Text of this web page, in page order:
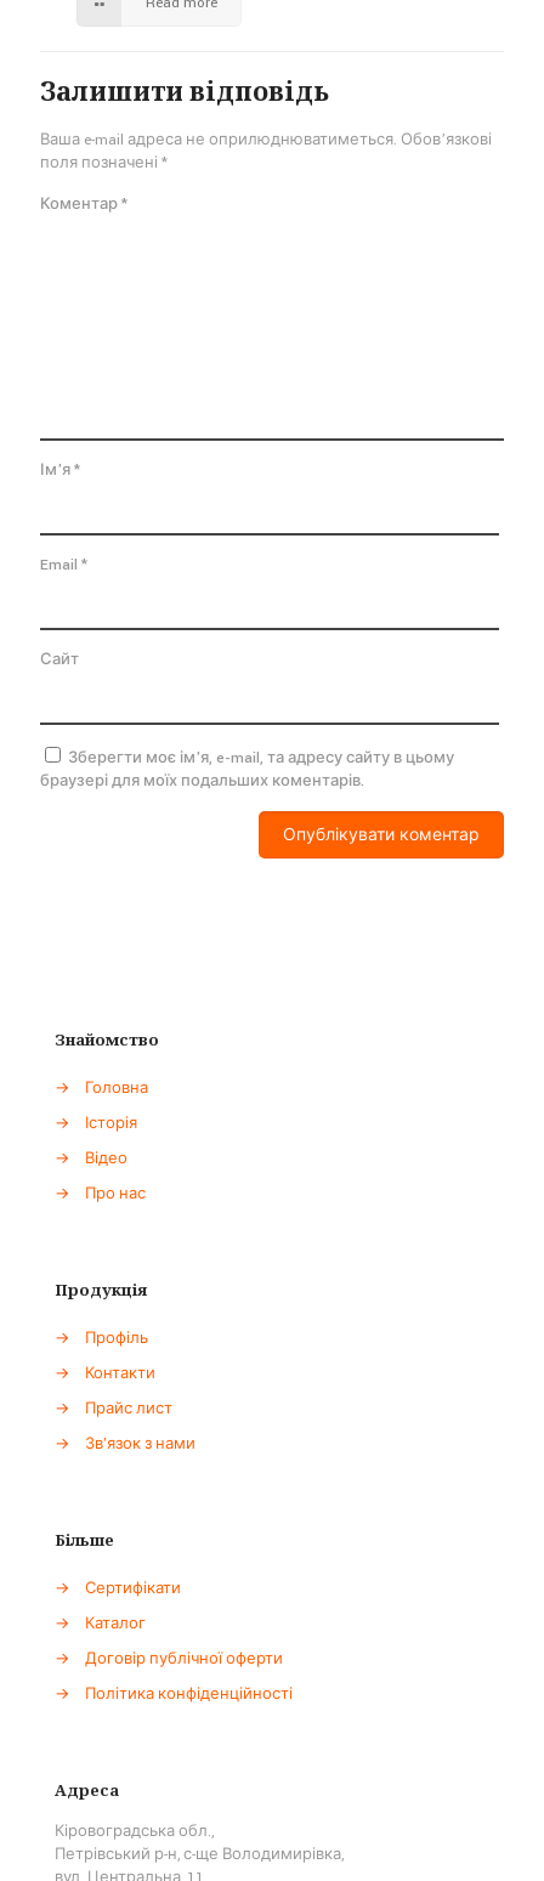
Залишити відповідь
Ваша e-mail адреса не оприлюднюватиметься. Обов’язкові
поля позначені *
Коментар*
Ім'я*
Email *
Сайт
Зберегти моє ім'я, e-mail, та адресу сайту в цьому
браузері для моїх подальших коментарів.
Знайомство
→
Головна
→
Історія
→
Відео
→
Про нас
Продукція
→
Профіль
→
Контакти
→
Прайс лист
→
Зв'язок з нами
Більше
→
Сертифікати
→
Каталог
→
Договір публічної оферти
→
Політика конфіденційності
Адреса
Кіровоградська обл.,
Петрівський р-н, с-ще Володимирівка,